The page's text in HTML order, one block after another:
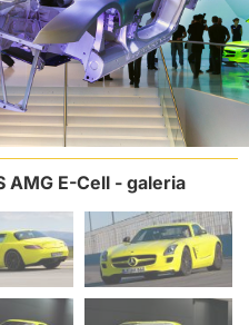
AMG E-Cell- galeria